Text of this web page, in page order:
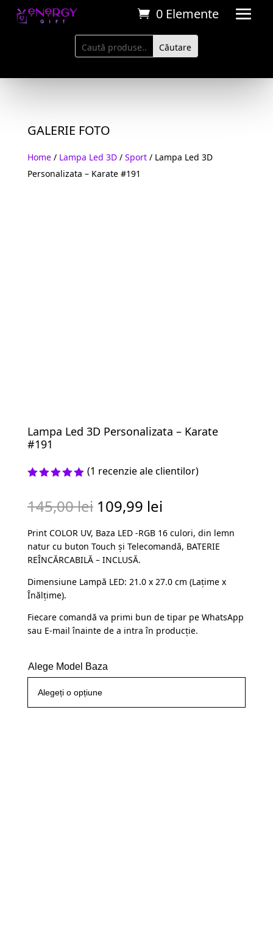
0 Elemente
GALERIE FOTO
Home/ Lampa Led 3D/ Sport/ Lampa Led 3D
Personalizata – Karate #191
Lampa Led 3D Personalizata – Karate
#191
pe baza
unei
evaluări
(1 recenzie ale clientilor)
145,00lei Prețul
a
fost:
109,99 leiPrețul
este:
109,99 lei.
Print COLOR UV, Baza LED -RGB 16 culori, din lemn
natur cu buton Touch și Telecomandă, BATERIE
REÎNCĂRCABILĂ – INCLUSĂ.
Dimensiune Lampă LED: 21.0 x 27.0 cm (Lațime x
Înălțime).
Fiecare comandă va primi bun de tipar pe WhatsApp
sau E-mail înainte de a intra în producție.
Alege Model Baza